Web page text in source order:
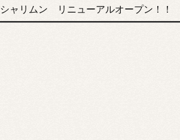
シャリムン リニューアルオープン！！